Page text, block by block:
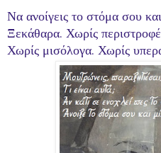
Να ανοίγεις το στόμα σου
Ξεκάθαρα. Χωρίς
Χωρίς μισόλογα. Χωρίς